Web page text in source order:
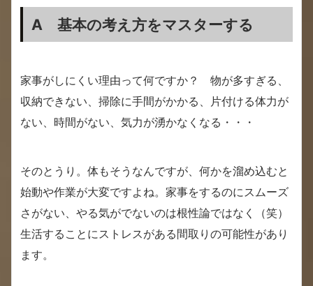
A 基本の考え方をマスターする
家事がしにくい理由って何ですか？ 物が多すぎる、
収納できない、掃除に手間がかかる、片付ける体力が
ない、時間がない、気力が湧かなくなる・・・
そのとうり。体もそうなんですが、何かを溜め込むと
始動や作業が大変ですよね。家事をするのにスムーズ
さがない、やる気がでないのは根性論ではなく（笑）
生活することにストレスがある間取りの可能性があり
ます。